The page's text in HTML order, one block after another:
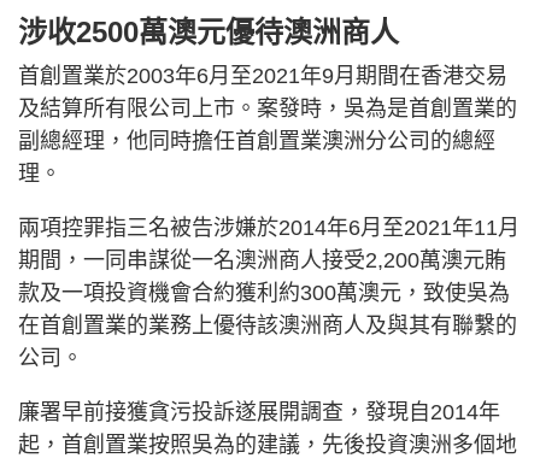
涉收2500萬澳元優待澳洲商人
首創置業於2003年6月至2021年9月期間在香港交易
及結算所有限公司上市。案發時，吳為是首創置業的
副總經理，他同時擔任首創置業澳洲分公司的總經
理。
兩項控罪指三名被告涉嫌於2014年6月至2021年11月
期間，一同串謀從一名澳洲商人接受2,200萬澳元賄
款及一項投資機會合約獲利約300萬澳元，致使吳為
在首創置業的業務上優待該澳洲商人及與其有聯繫的
公司。
廉署早前接獲貪污投訴遂展開調查，發現自2014年
起，首創置業按照吳為的建議，先後投資澳洲多個地